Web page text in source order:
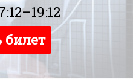
билет